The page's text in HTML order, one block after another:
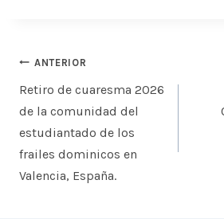
Navegación
de
entradas
ANTERIOR
Retiro de cuaresma 2026
de la comunidad del
estudiantado de los
frailes dominicos en
Valencia, España.